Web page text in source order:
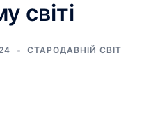
світі
СТАРОДАВНІЙ СВІТ